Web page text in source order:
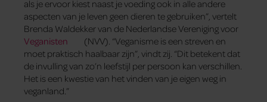
als je ervoor kiest naast je voeding ook in alle andere
aspecten van je leven geen dieren te gebruiken”, vertelt
Brenda Waldekker van de Nederlandse Vereniging voor
Veganisten
(NVV). “Veganisme is een streven en
moet praktisch haalbaar zijn”, vindt zij. “Dit betekent dat
de invulling van zo’n leefstijl per persoon kan verschillen.
Het is een kwestie van het vinden van je eigen weg in
veganland.”